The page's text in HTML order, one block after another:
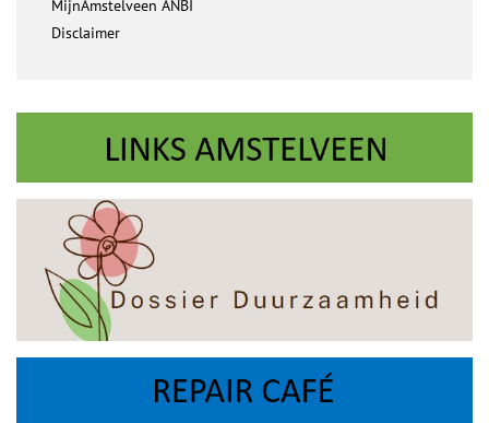
MijnAmstelveen ANBI
Disclaimer